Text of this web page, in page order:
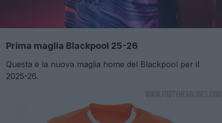
Prima maglia Blackpool 25-26
Questa è la nuova maglia home del Blackpool per il
2025-26.